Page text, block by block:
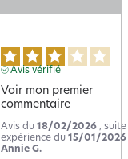
Avis vérifié
Voir mon premier
commentaire
Avis du 18/02/2026 , suite
expérience du 15/01/2026
Annie G.